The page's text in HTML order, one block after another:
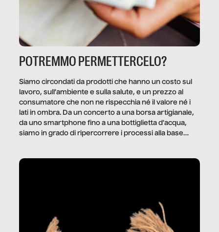
POTREMMO PERMETTERCELO?
Siamo circondati da prodotti che hanno un costo sul
lavoro, sull’ambiente e sulla salute, e un prezzo al
consumatore che non ne rispecchia né il valore né i
lati in ombra. Da un concerto a una borsa artigianale,
da uno smartphone fino a una bottiglietta d’acqua,
siamo in grado di ripercorrere i processi alla base
dietro gli oggetti e i servizi che fanno la nostra vita